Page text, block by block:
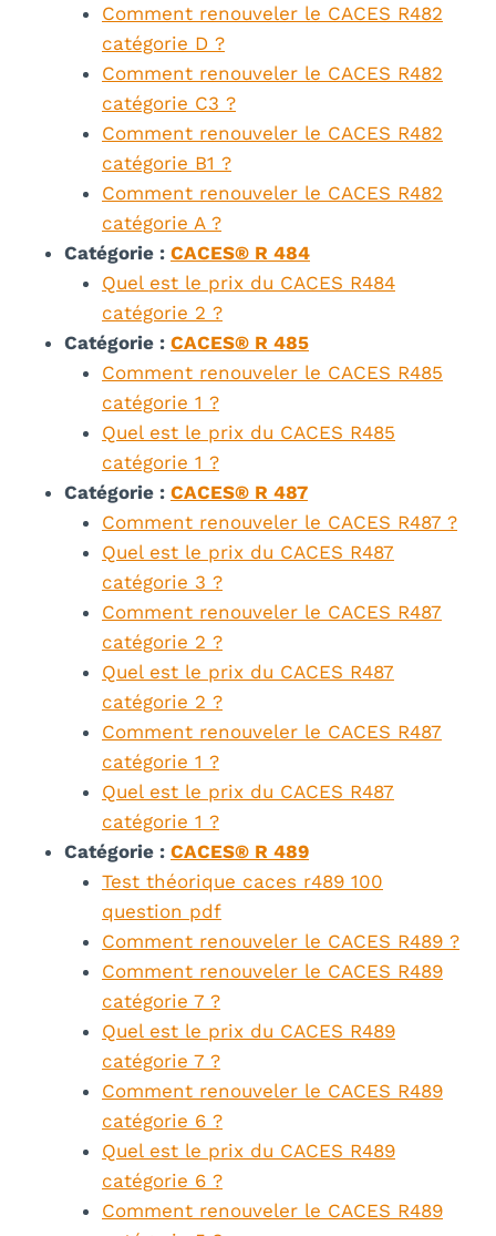
Comment renouveler le CACES R482
catégorie D ?
Comment renouveler le CACES R482
catégorie C3 ?
Comment renouveler le CACES R482
catégorie B1 ?
Comment renouveler le CACES R482
catégorie A ?
Catégorie : CACES® R 484
Quel est le prix du CACES R484
catégorie 2 ?
Catégorie : CACES® R 485
Comment renouveler le CACES R485
catégorie 1 ?
Quel est le prix du CACES R485
catégorie 1 ?
Catégorie : CACES® R 487
Comment renouveler le CACES R487 ?
Quel est le prix du CACES R487
catégorie 3 ?
Comment renouveler le CACES R487
catégorie 2 ?
Quel est le prix du CACES R487
catégorie 2 ?
Comment renouveler le CACES R487
catégorie 1 ?
Quel est le prix du CACES R487
catégorie 1 ?
Catégorie : CACES® R 489
Test théorique caces r489 100
question pdf
Comment renouveler le CACES R489 ?
Comment renouveler le CACES R489
catégorie 7 ?
Quel est le prix du CACES R489
catégorie 7 ?
Comment renouveler le CACES R489
catégorie 6 ?
Quel est le prix du CACES R489
catégorie 6 ?
Comment renouveler le CACES R489